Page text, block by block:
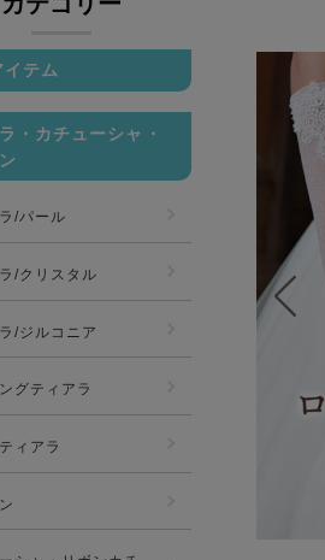
イテム
・カチューシャ・
/パール
/クリスタル
/ジルコニア
グティアラ
ィアラ